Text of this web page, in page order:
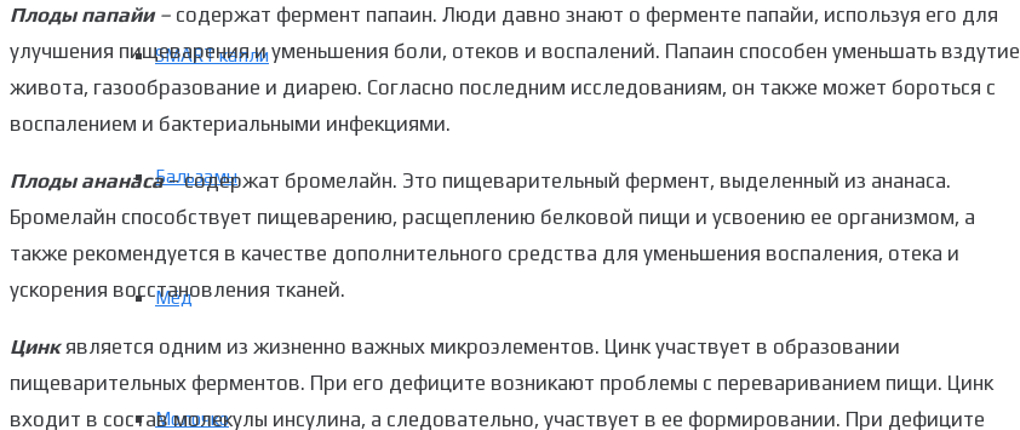
SMART капли
Бальзамы
Мёд
Молочко
Плоды папайи– содержат фермент папаин. Люди давно знают о ферменте папайи, используя его для
улучшения пищеварения и уменьшения боли, отеков и воспалений. Папаин способен уменьшать вздутие
живота, газообразование и диарею. Согласно последним исследованиям, он также может бороться с
воспалением и бактериальными инфекциями.
Плоды ананаса– содержат бромелайн. Это пищеварительный фермент, выделенный из ананаса.
Бромелайн способствует пищеварению, расщеплению белковой пищи и усвоению ее организмом, а
также рекомендуется в качестве дополнительного средства для уменьшения воспаления, отека и
ускорения восстановления тканей.
Цинк является одним из жизненно важных микроэлементов. Цинк участвует в образовании
пищеварительных ферментов. При его дефиците возникают проблемы с перевариванием пищи. Цинк
входит в состав молекулы инсулина, а следовательно, участвует в ее формировании. При дефиците